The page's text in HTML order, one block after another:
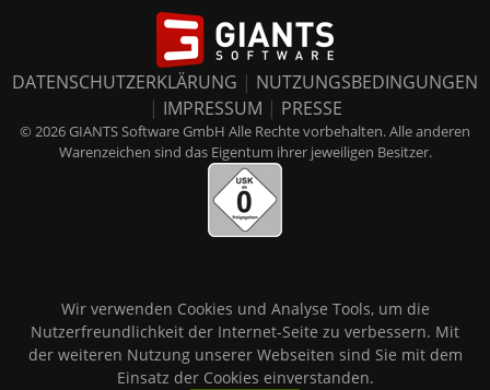
DATENSCHUTZERKLÄRUNG | NUTZUNGSBEDINGUNGEN
| IMPRESSUM | PRESSE
© 2026 GIANTS Software GmbH Alle Rechte vorbehalten. Alle anderen
Warenzeichen sind das Eigentum ihrer jeweiligen Besitzer.
Wir verwenden Cookies und Analyse Tools, um die
Nutzerfreundlichkeit der Internet-Seite zu verbessern. Mit
der weiteren Nutzung unserer Webseiten sind Sie mit dem
Einsatz der Cookies einverstanden.